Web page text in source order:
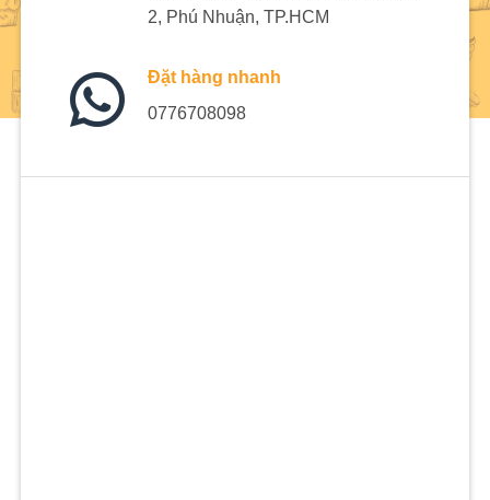
2, Phú Nhuận, TP.HCM
Đặt hàng nhanh
0776708098